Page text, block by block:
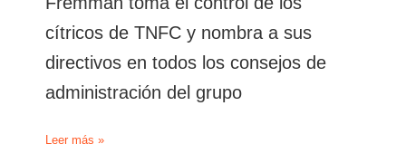
cítricos de TNFC y nombra a sus
directivos en todos los consejos de
administración del grupo
Fremman
Leer más »